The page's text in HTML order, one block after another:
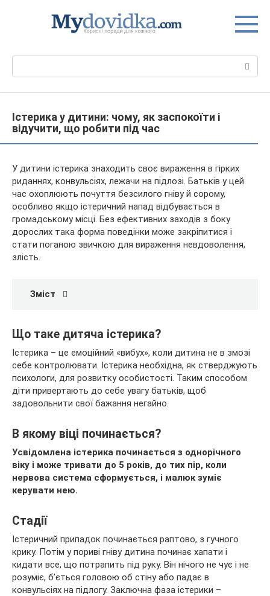
Істерика у дитини: чому, як заспокоїти і
відучити, що робити під час
У дитини істерика знаходить своє вираження в гірких
риданнях, конвульсіях, лежачи на підлозі. Батьків у цей
час охоплюють почуття безсилого гніву й сорому,
особливо якщо істеричний напад відбувається в
громадському місці. Без ефективних заходів з боку
дорослих така форма поведінки може закріпитися і
стати поганою звичкою для вираження невдоволення,
злість.
Зміст
Що таке дитяча істерика?
Істерика – це емоційний «вибух», коли дитина не в змозі
себе контролювати. Істерика необхідна, як стверджують
психологи, для розвитку особистості. Таким способом
діти привертають до себе увагу батьків, щоб
задовольнити свої бажання негайно.
В якому віці починається?
Усвідомлена істерика починається з однорічного
віку і може тривати до 5 років, до тих пір, коли
нервова система сформується, і малюк зуміє
керувати нею.
Стадії
Істеричний припадок починається раптово, з гучного
крику. Потім у пориві гніву дитина починає хапати і
кидати все, що потрапить під руку. Він нічого не чує і не
розуміє, б’ється головою об стіну або падає в
конвульсіях на підлогу. Заключна фаза істерики –